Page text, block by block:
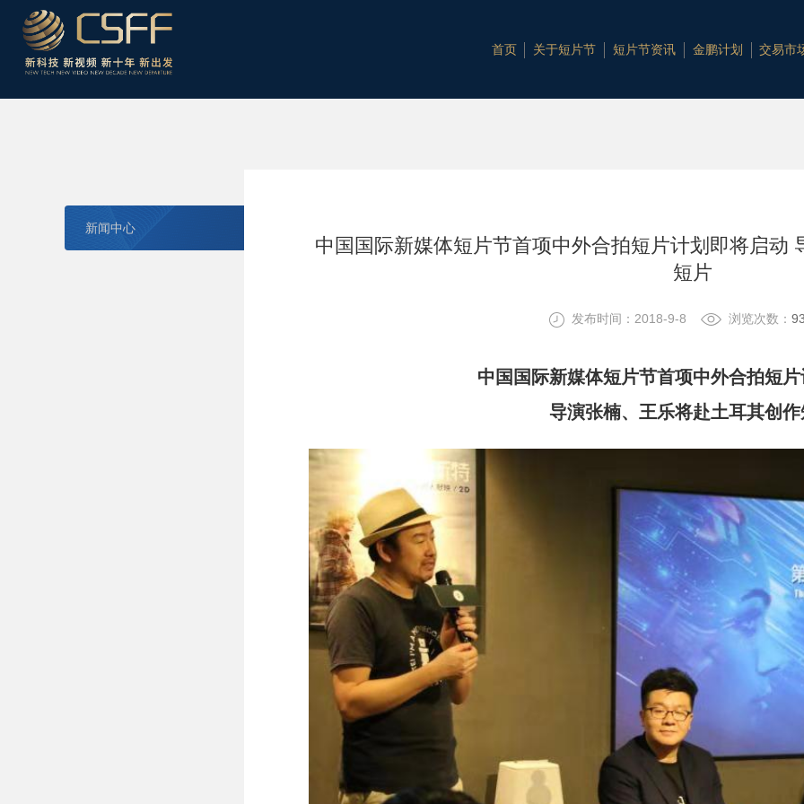
首页 关于短片节 短片节资讯 金鹏计划 交易市
新闻中心
中国国际新媒体短片节首项中外合拍短片计划即将启动
短片
发布时间：2018-9-8 浏览次数：
中国国际新媒体短片节首项中外合拍短
导演张楠、王乐将赴土耳其创